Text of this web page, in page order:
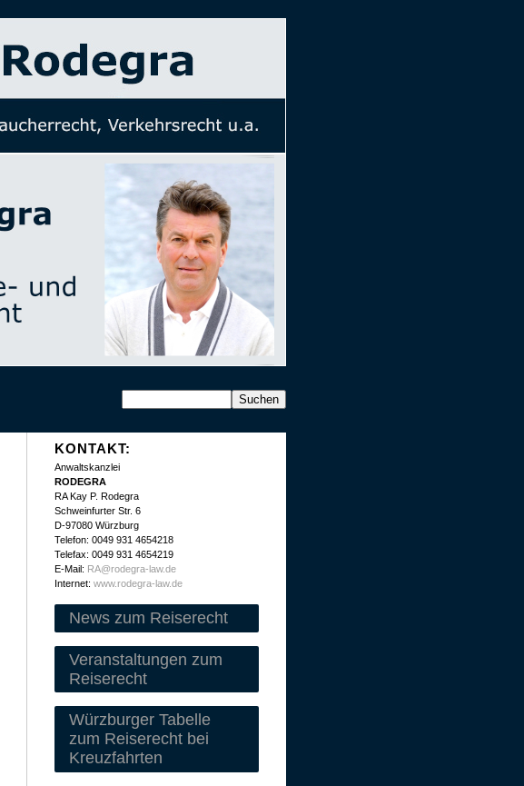
KONTAKT:
Anwaltskanzlei
RODEGRA
RA Kay P. Rodegra
Schweinfurter Str. 6
D-97080 Würzburg
Telefon: 0049 931 4654218
Telefax: 0049 931 4654219
E-Mail: RA@rodegra-law.de
Internet: www.rodegra-law.de
News zum Reiserecht
Veranstaltungen zum
Reiserecht
Würzburger Tabelle
zum Reiserecht bei
Kreuzfahrten